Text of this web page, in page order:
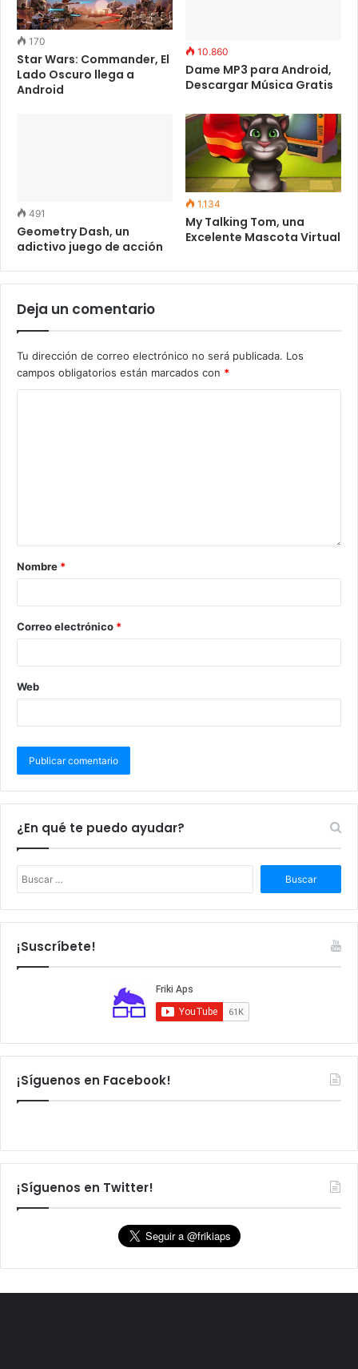
170
Star Wars: Commander, El
Lado Oscuro llega a
Android
10.860
Dame MP3 para Android,
Descargar Música Gratis
491
Geometry Dash, un
adictivo juego de acción
1.134
My Talking Tom, una
Excelente Mascota Virtual
Deja un comentario
Tu dirección de correo electrónico no será publicada. Los
campos obligatorios están marcados con *
Nombre *
Correo electrónico *
Web
¿En qué te puedo ayudar?
s
c
¡Suscríbete!
¡Síguenos en Facebook!
¡Síguenos en Twitter!